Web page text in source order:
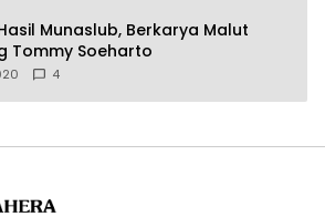
Munaslub, Berkarya Malut
Tommy Soeharto
4